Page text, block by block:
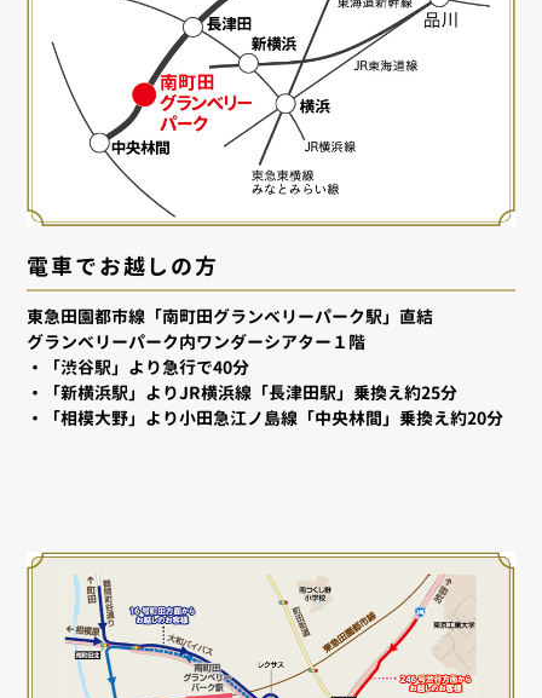
電車でお越しの方
東急田園都市線「南町田グランベリーパーク駅」直結
グランベリーパーク内ワンダーシアター１階
・「渋谷駅」より急行で40分
・「新横浜駅」よりJR横浜線「長津田駅」乗換え約25分
・「相模大野」より小田急江ノ島線「中央林間」乗換え約20分